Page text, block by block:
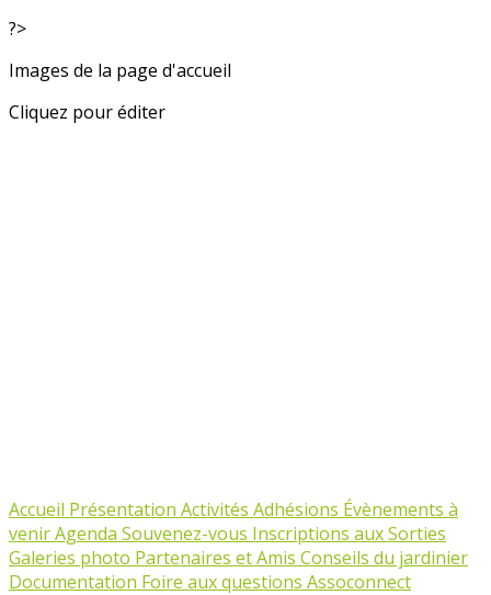
?>
Images de la page d'accueil
Cliquez pour éditer
Accueil Présentation Activités Adhésions Évènements à
venirAgenda Souvenez-vous Inscriptions aux Sorties
Galeries photo Partenaires et Amis Conseils du jardinier
Documentation Foire aux questions Assoconnect